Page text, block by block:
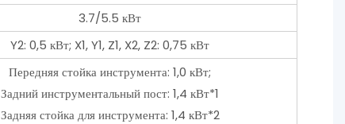
3.7/5.5 кВт
Y2: 0,5 кВт; X1, Y1, Z1, X2, Z2: 0,75 кВт
Передняя стойка инструмента: 1,0 кВт;
Задний инструментальный пост: 1,4 кВт*1
Задняя стойка для инструмента: 1,4 кВт*2